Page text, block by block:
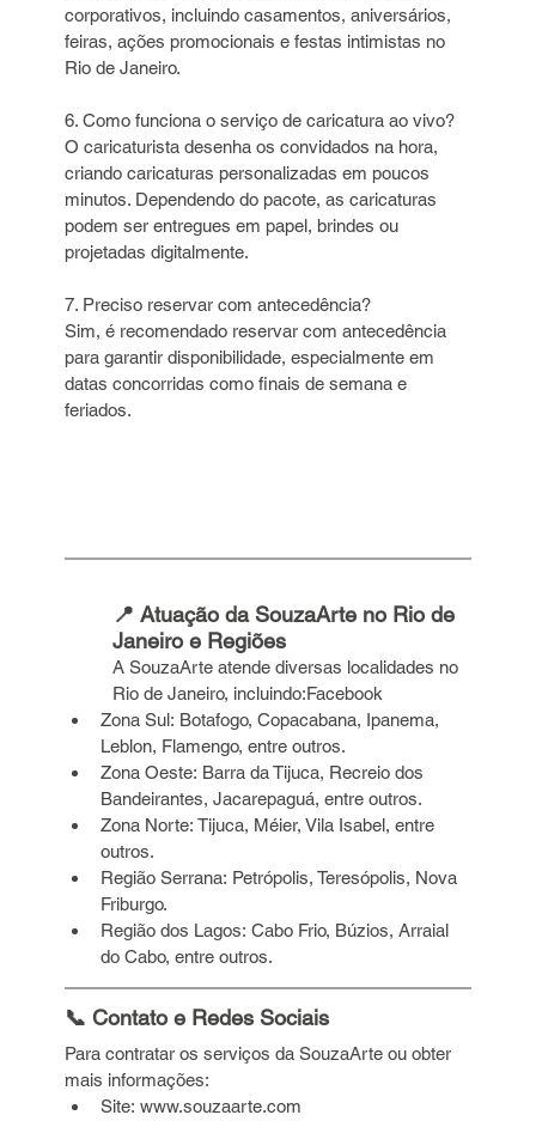
corporativos, incluindo casamentos, aniversários,
feiras, ações promocionais e festas intimistas no
Rio de Janeiro.
6. Como funciona o serviço de caricatura ao vivo?
O caricaturista desenha os convidados na hora,
criando caricaturas personalizadas em poucos
minutos. Dependendo do pacote, as caricaturas
podem ser entregues em papel, brindes ou
projetadas digitalmente.
7. Preciso reservar com antecedência?
Sim, é recomendado reservar com antecedência
para garantir disponibilidade, especialmente em
datas concorridas como finais de semana e
feriados.
📍 Atuação da SouzaArte no Rio de
Janeiro e Regiões
A SouzaArte atende diversas localidades no
Rio de Janeiro, incluindo:Facebook
Zona Sul: Botafogo, Copacabana, Ipanema,
Leblon, Flamengo, entre outros.
Zona Oeste: Barra da Tijuca, Recreio dos
Bandeirantes, Jacarepaguá, entre outros.
Zona Norte: Tijuca, Méier, Vila Isabel, entre
outros.
Região Serrana: Petrópolis, Teresópolis, Nova
Friburgo.
Região dos Lagos: Cabo Frio, Búzios, Arraial
do Cabo, entre outros.
📞 Contato e Redes Sociais
Para contratar os serviços da SouzaArte ou obter
mais informações:
Site: www.souzaarte.com